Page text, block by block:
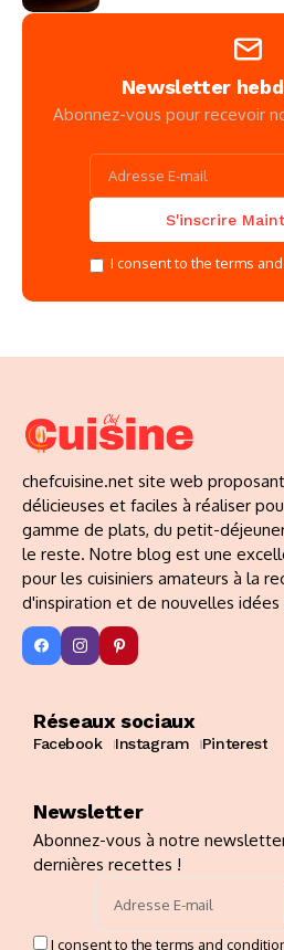
Newsletter
Abonnez-vous pour recevoir
I consent to the terms
chefcuisine.net site web
délicieuses et faciles à réaliser
gamme de plats, du petit-
le reste. Notre blog est une
pour les cuisiniers amateurs à la
d'inspiration et de nouvelles idées
Réseaux sociaux
Facebook Instagram Pinterest
Newsletter
Abonnez-vous à notre
dernières recettes !
I consent to the terms and